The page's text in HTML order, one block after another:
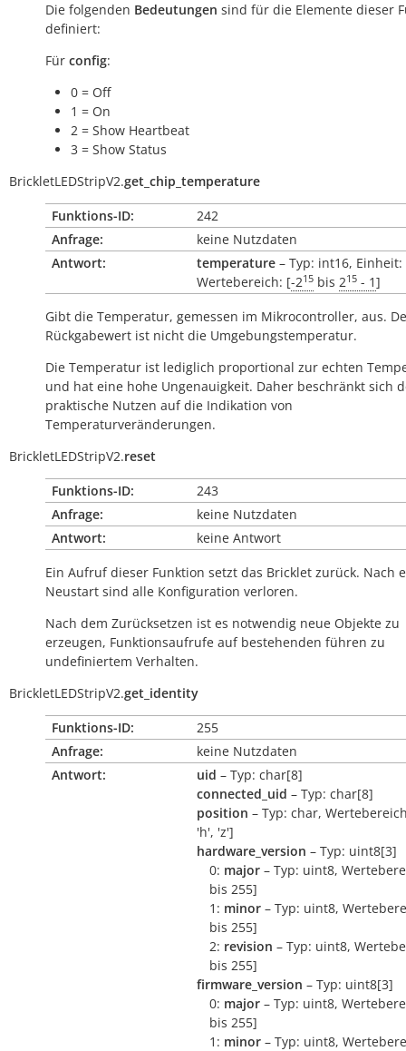
Die folgenden Bedeutungen sind für die Elemente dieser
definiert:
Für config:
0 = Off
1 = On
2 = Show Heartbeat
3 = Show Status
BrickletLEDStripV2.get_chip_temperature
Funktions-ID:
242
Anfrage:
keine Nutzdaten
Antwort:
temperature – Typ: int16,
Wertebereich: [-215 bis 215 - 1]
Gibt die Temperatur, gemessen im Mikrocontroller, aus.
Rückgabewert ist nicht die Umgebungstemperatur.
Die Temperatur ist lediglich proportional zur echten
und hat eine hohe Ungenauigkeit. Daher beschränkt sich
praktische Nutzen auf die Indikation von
Temperaturveränderungen.
BrickletLEDStripV2.reset
Funktions-ID:
243
Anfrage:
keine Nutzdaten
Antwort:
keine Antwort
Ein Aufruf dieser Funktion setzt das Bricklet zurück. Nach
Neustart sind alle Konfiguration verloren.
Nach dem Zurücksetzen ist es notwendig neue Objekte zu
erzeugen, Funktionsaufrufe auf bestehenden führen zu
undefiniertem Verhalten.
BrickletLEDStripV2.get_identity
Funktions-ID:
255
Anfrage:
keine Nutzdaten
Antwort:
uid – Typ: char[8]
connected_uid – Typ: char[8]
position – Typ: char,
'h', 'z']
hardware_version – Typ: uint8[3]
0: major – Typ: uint8,
bis 255]
1: minor – Typ: uint8,
bis 255]
2: revision – Typ: uint8,
bis 255]
firmware_version – Typ: uint8[3]
0: major – Typ: uint8,
bis 255]
1: minor – Typ: uint8,